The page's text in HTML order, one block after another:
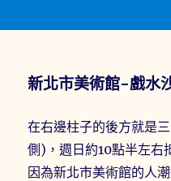
新北市美術館-戲水
在右邊柱子的後方就是
側)，週日約10點半左右
因為新北市美術館的人